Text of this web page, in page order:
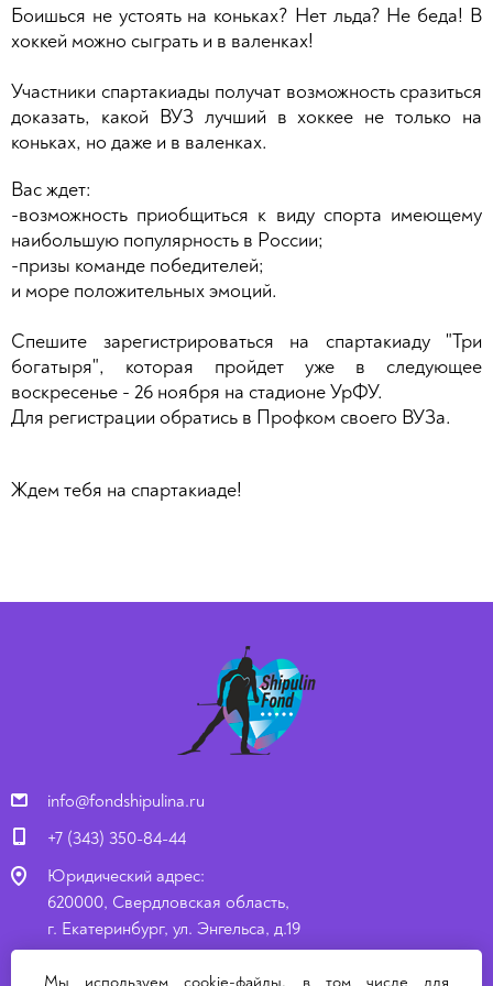
Боишься не устоять на коньках? Нет льда? Не беда! В
хоккей можно сыграть и в валенках!
Участники спартакиады получат возможность сразиться
доказать, какой ВУЗ лучший в хоккее не только на
коньках, но даже и в валенках.
Вас ждет:
-возможность приобщиться к виду спорта имеющему
наибольшую популярность в России;
-призы команде победителей;
и море положительных эмоций.
Спешите зарегистрироваться на спартакиаду "Три
богатыря", которая пройдет уже в следующее
воскресенье - 26 ноября на стадионе УрФУ.
Для регистрации обратись в Профком своего ВУЗа.
Ждем тебя на спартакиаде!
info@fondshipulina.ru
+7 (343) 350-84-44
Юридический адрес:
620000, Свердловская область,
г. Екатеринбург, ул. Энгельса, д.19